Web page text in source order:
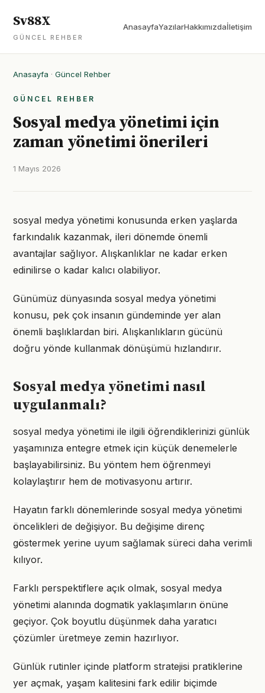
Sv88X
GÜNCEL REHBER
AnasayfaYazılarHakkımızdaİletişim
Anasayfa · Güncel Rehber
GÜNCEL REHBER
Sosyal medya yönetimi için
zaman yönetimi önerileri
1 Mayıs 2026
sosyal medya yönetimi konusunda erken yaşlarda
farkındalık kazanmak, ileri dönemde önemli
avantajlar sağlıyor. Alışkanlıklar ne kadar erken
edinilirse o kadar kalıcı olabiliyor.
Günümüz dünyasında sosyal medya yönetimi
konusu, pek çok insanın gündeminde yer alan
önemli başlıklardan biri. Alışkanlıkların gücünü
doğru yönde kullanmak dönüşümü hızlandırır.
Sosyal medya yönetimi nasıl
uygulanmalı?
sosyal medya yönetimi ile ilgili öğrendiklerinizi günlük
yaşamınıza entegre etmek için küçük denemelerle
başlayabilirsiniz. Bu yöntem hem öğrenmeyi
kolaylaştırır hem de motivasyonu artırır.
Hayatın farklı dönemlerinde sosyal medya yönetimi
öncelikleri de değişiyor. Bu değişime direnç
göstermek yerine uyum sağlamak süreci daha verimli
kılıyor.
Farklı perspektiflere açık olmak, sosyal medya
yönetimi alanında dogmatik yaklaşımların önüne
geçiyor. Çok boyutlu düşünmek daha yaratıcı
çözümler üretmeye zemin hazırlıyor.
Günlük rutinler içinde platform stratejisi pratiklerine
yer açmak, yaşam kalitesini fark edilir biçimde